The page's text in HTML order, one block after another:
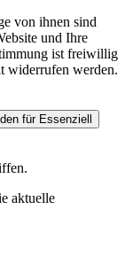
von ihnen sind
und Ihre
ist freiwillig
widerrufen werden.
für Essenziell
aktuelle